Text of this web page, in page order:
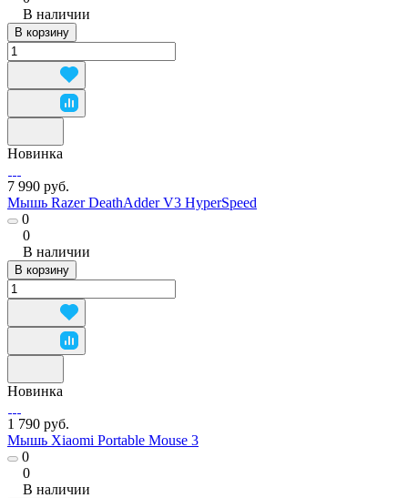
В наличии
В корзину
Новинка
7 990 руб.
Мышь Razer DeathAdder V3 HyperSpeed
0
0
В наличии
В корзину
Новинка
1 790 руб.
Мышь Xiaomi Portable Mouse 3
0
0
В наличии